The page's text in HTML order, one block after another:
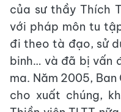
của sư thầy Thích
với pháp môn tu
đi theo tà đạo, sử
binh… và đã bị vấn
ma. Năm 2005,
cho xuất chúng,